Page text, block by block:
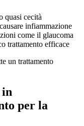
quasi cecità
infiammazione
come il glaucoma
trattamento efficace
un trattamento
in
per la